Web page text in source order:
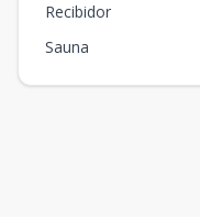
Recibidor
Sauna